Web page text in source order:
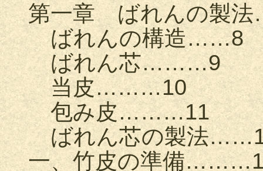
第一章 ばれんの製
ばれんの構造……8
ばれん芯………9
当皮………10
包み皮………11
ばれん芯の製法
一、竹皮の準備